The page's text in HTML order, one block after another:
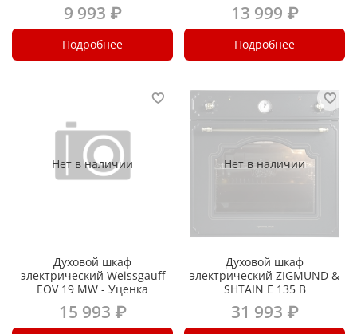
9 993 ₽
Подробнее
13 999 ₽
Подробнее
Нет в наличии
Духовой шкаф
электрический Weissgauff
EOV 19 MW - Уценка
15 993 ₽
Нет в наличии
Духовой шкаф
электрический ZIGMUND &
SHTAIN E 135 B
31 993 ₽